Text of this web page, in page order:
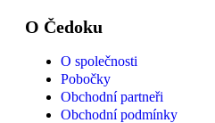
O Čedoku
O společnosti
Pobočky
Obchodní partneři
Obchodní podmínky